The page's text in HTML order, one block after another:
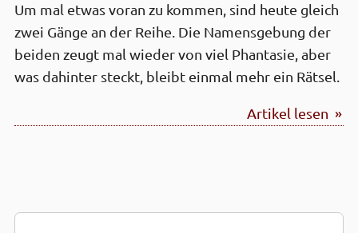
Um mal etwas voran zu kommen, sind heute gleich
zwei Gänge an der Reihe. Die Namensgebung der
beiden zeugt mal wieder von viel Phantasie, aber
was dahinter steckt, bleibt einmal mehr ein Rätsel.
Artikel lesen »